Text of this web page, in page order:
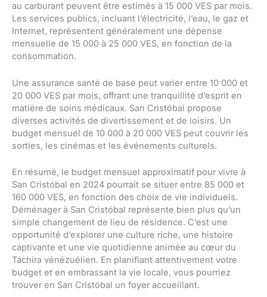
au carburant peuvent être estimés à 15 000 VES par mois.
Les services publics, incluant l’électricité, l’eau, le gaz et
Internet, représentent généralement une dépense
mensuelle de 15 000 à 25 000 VES, en fonction de la
consommation.
Une assurance santé de base peut varier entre 10 000 et
20 000 VES par mois, offrant une tranquillité d’esprit en
matière de soins médicaux. San Cristóbal propose
diverses activités de divertissement et de loisirs. Un
budget mensuel de 10 000 à 20 000 VES peut couvrir les
sorties, les cinémas et les événements culturels.
En résumé, le budget mensuel approximatif pour vivre à
San Cristóbal en 2024 pourrait se situer entre 85 000 et
160 000 VES, en fonction des choix de vie individuels.
Déménager à San Cristóbal représente bien plus qu’un
simple changement de lieu de résidence. C’est une
opportunité d’explorer une culture riche, une histoire
captivante et une vie quotidienne animée au cœur du
Táchira vénézuélien. En planifiant attentivement votre
budget et en embrassant la vie locale, vous pourriez
trouver en San Cristóbal un foyer accueillant.